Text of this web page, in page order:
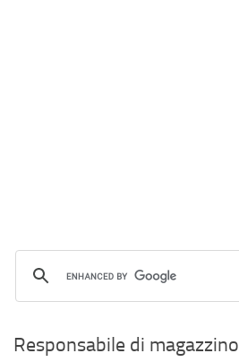
Responsabile di magazzino